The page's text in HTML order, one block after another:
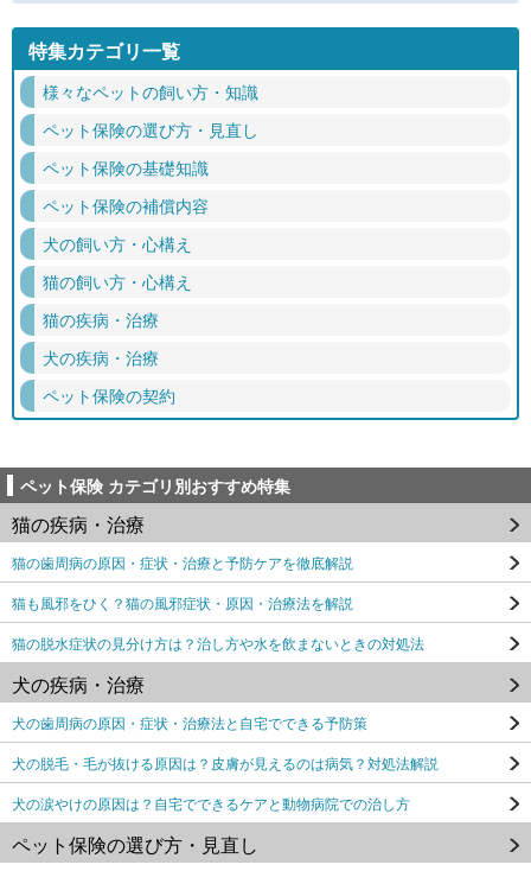
特集カテゴリ一覧
様々なペットの飼い方・知識
ペット保険の選び方・見直し
ペット保険の基礎知識
ペット保険の補償内容
犬の飼い方・心構え
猫の飼い方・心構え
猫の疾病・治療
犬の疾病・治療
ペット保険の契約
ペット保険 カテゴリ別おすすめ特集
猫の疾病・治療
猫の歯周病の原因・症状・治療と予防ケアを徹底解説
猫も風邪をひく？猫の風邪症状・原因・治療法を解説
猫の脱水症状の見分け方は？治し方や水を飲まないときの対処法
犬の疾病・治療
犬の歯周病の原因・症状・治療法と自宅でできる予防策
犬の脱毛・毛が抜ける原因は？皮膚が見えるのは病気？対処法解説
犬の涙やけの原因は？自宅でできるケアと動物病院での治し方
ペット保険の選び方・見直し